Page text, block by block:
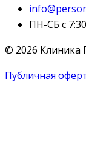
ПН-СБ с
© 2026 Клиника
Публичная